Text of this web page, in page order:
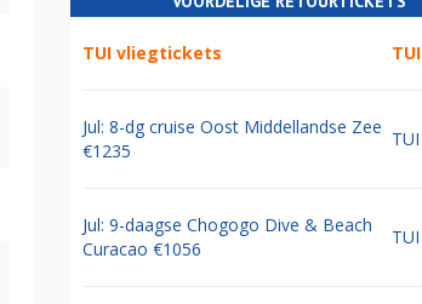
TUI vliegtickets TUI
Jul: 8-dg cruise Oost Middellandse Zee
€1235
TUI
Jul: 9-daagse Chogogo Dive & Beach
Curacao €1056
TUI